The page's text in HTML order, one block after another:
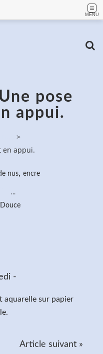
MENU
pose
appui.
>
en appui.
nus, encre
…
aquarelle sur papier
Article suivant »